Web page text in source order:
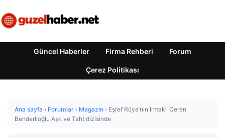
Güncel Haberler Firma Rehberi Forum
Çerez Politikası
Ana sayfa › Forumlar › Magazin › Eşref Rüya’nın Irmak’ı Ceren
Benderlioğlu Aşk ve Taht dizisinde